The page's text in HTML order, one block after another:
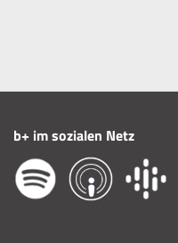
b+ im sozialen Netz